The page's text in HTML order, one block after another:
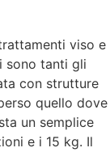
Menu
viso e
sono tanti gli
con strutture
quello dove
un semplice
e i 15 kg. Il